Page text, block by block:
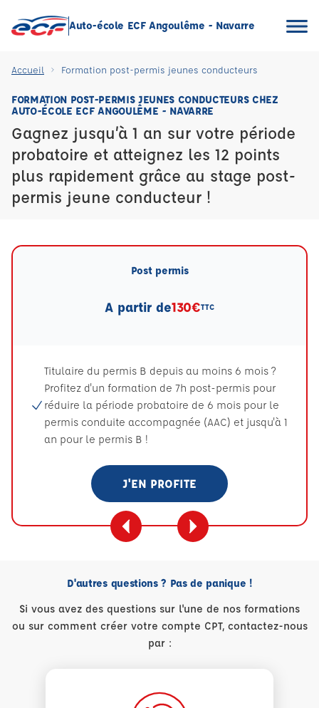
Auto-école ECF Angoulême - Navarre
Accueil Formation post-permis jeunes conducteurs
FORMATION POST-PERMIS JEUNES CONDUCTEURS CHEZ
AUTO-ÉCOLE ECF ANGOULÊME - NAVARRE
Gagnez jusqu’à 1 an sur votre période
probatoire et atteignez les 12 points
plus rapidement grâce au stage post-
permis jeune conducteur !
Post permis
A partir de130€TTC
Titulaire du permis B depuis au moins 6 mois ?
Profitez d'un formation de 7h post-permis pour
réduire la période probatoire de 6 mois pour le
permis conduite accompagnée (AAC) et jusqu'à 1
an pour le permis B !
J'EN PROFITE
D'autres questions ? Pas de panique !
Si vous avez des questions sur l'une de nos formations
ou sur comment créer votre compte CPT, contactez-nous
par :